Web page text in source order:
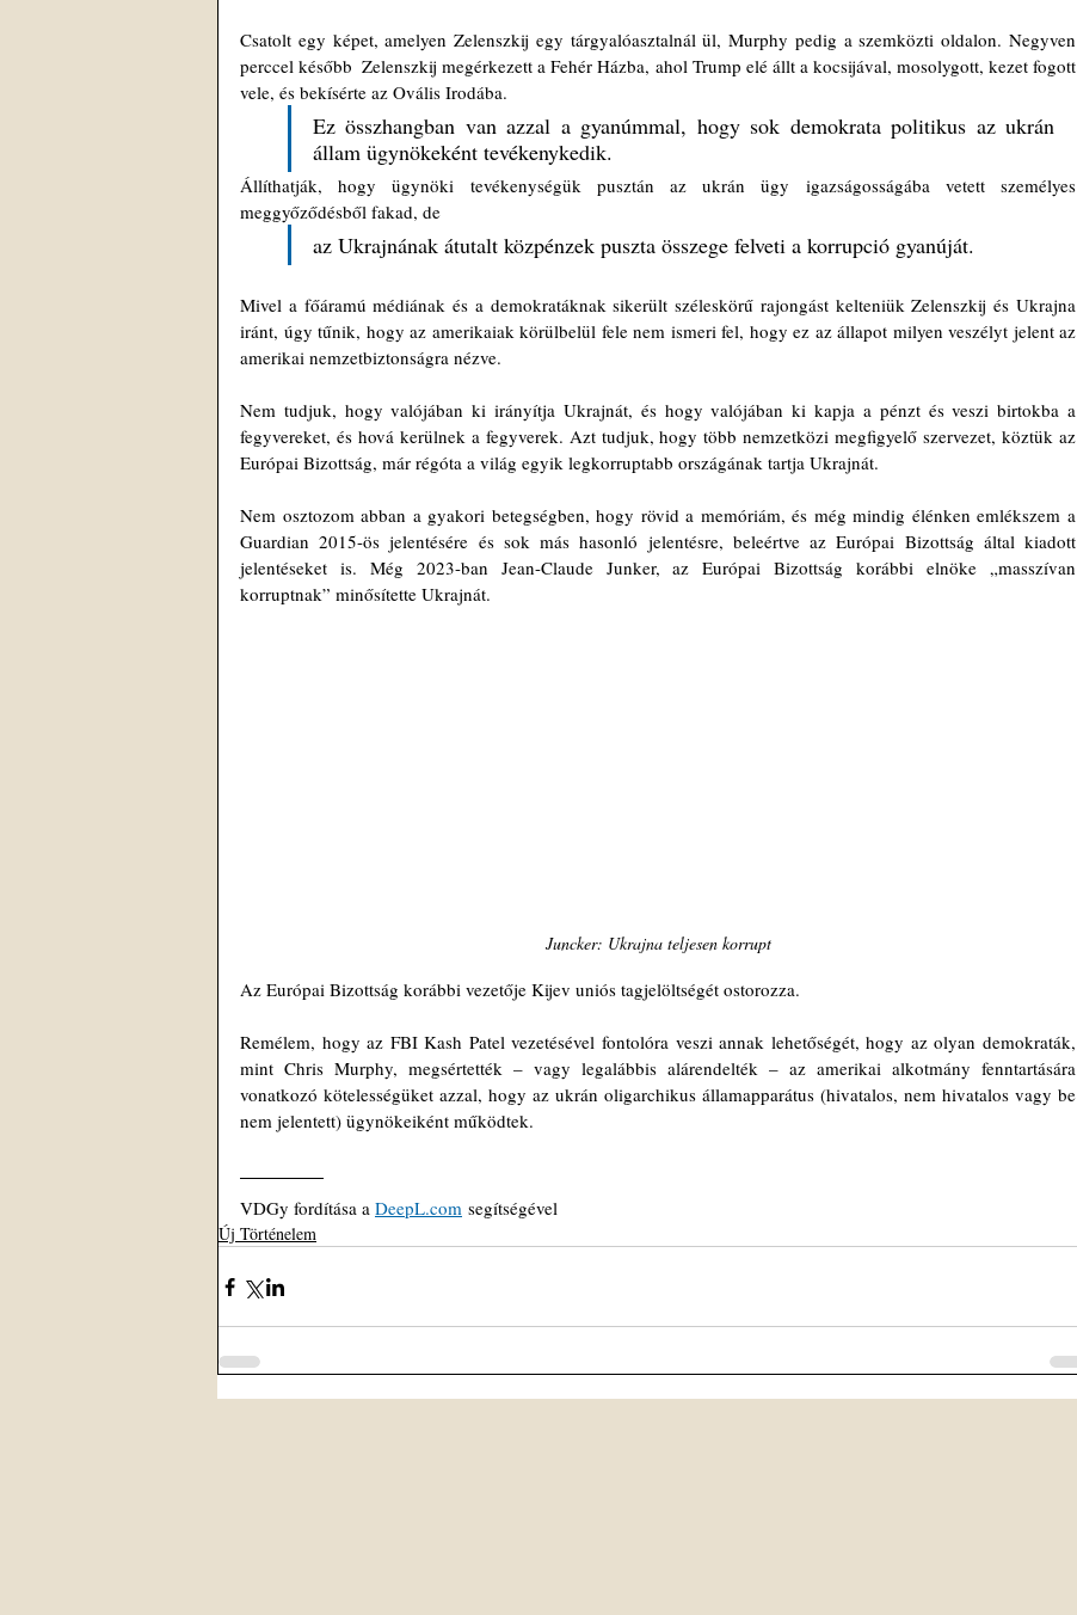
Csatolt egy képet, amelyen Zelenszkij egy tárgyalóasztalnál ül, Murphy pedig a szemközti oldalon. Negyven
perccel később  Zelenszkij megérkezett a Fehér Házba, ahol Trump elé állt a kocsijával, mosolygott, kezet fogott
vele, és bekísérte az Ovális Irodába.
Ez összhangban van azzal a gyanúmmal, hogy sok demokrata politikus az ukrán
állam ügynökeként tevékenykedik.
Állíthatják, hogy ügynöki tevékenységük pusztán az ukrán ügy igazságosságába vetett személyes
meggyőződésből fakad, de
az Ukrajnának átutalt közpénzek puszta összege felveti a korrupció gyanúját.
Mivel a főáramú médiának és a demokratáknak sikerült széleskörű rajongást kelteniük Zelenszkij és Ukrajna
iránt, úgy tűnik, hogy az amerikaiak körülbelül fele nem ismeri fel, hogy ez az állapot milyen veszélyt jelent az
amerikai nemzetbiztonságra nézve.
Nem tudjuk, hogy valójában ki irányítja Ukrajnát, és hogy valójában ki kapja a pénzt és veszi birtokba a
fegyvereket, és hová kerülnek a fegyverek. Azt tudjuk, hogy több nemzetközi megfigyelő szervezet, köztük az
Európai Bizottság, már régóta a világ egyik legkorruptabb országának tartja Ukrajnát.
Nem osztozom abban a gyakori betegségben, hogy rövid a memóriám, és még mindig élénken emlékszem a
Guardian 2015-ös jelentésére és sok más hasonló jelentésre, beleértve az Európai Bizottság által kiadott
jelentéseket is. Még 2023-ban Jean-Claude Junker, az Európai Bizottság korábbi elnöke „masszívan
korruptnak” minősítette Ukrajnát.
Juncker: Ukrajna teljesen korrupt
Az Európai Bizottság korábbi vezetője Kijev uniós tagjelöltségét ostorozza.
Remélem, hogy az FBI Kash Patel vezetésével fontolóra veszi annak lehetőségét, hogy az olyan demokraták,
mint Chris Murphy, megsértették – vagy legalábbis alárendelték – az amerikai alkotmány fenntartására
vonatkozó kötelességüket azzal, hogy az ukrán oligarchikus államapparátus (hivatalos, nem hivatalos vagy be
nem jelentett) ügynökeiként működtek.
VDGy fordítása a DeepL.com segítségével
Új Történelem